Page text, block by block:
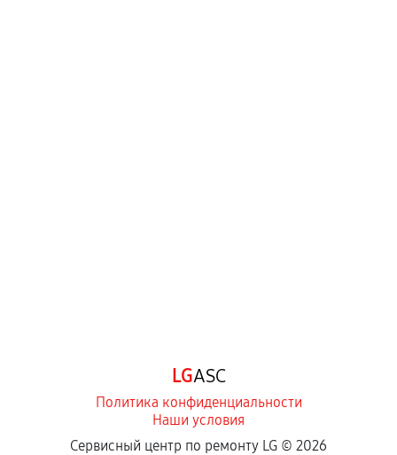
LGASC
Политика конфиденциальности
Наши условия
Сервисный центр по ремонту LG © 2026